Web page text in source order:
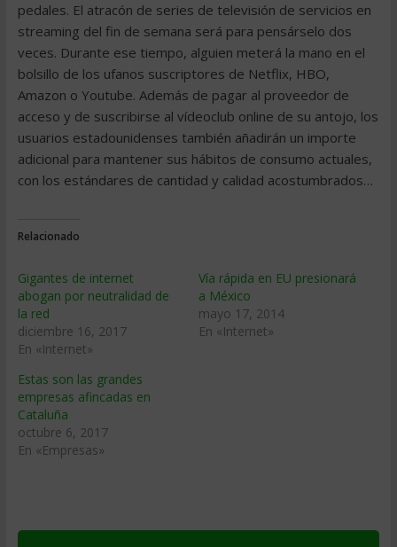
pedales. El atracón de series de televisión de servicios en
streaming del fin de semana será para pensárselo dos
veces. Durante ese tiempo, alguien meterá la mano en el
bolsillo de los ufanos suscriptores de Netflix, HBO,
Amazon o Youtube. Además de pagar al proveedor de
acceso y de suscribirse al vídeoclub online de su antojo, los
usuarios estadounidenses también añadirán un importe
adicional para mantener sus hábitos de consumo actuales,
con los estándares de cantidad y calidad acostumbrados…
Relacionado
Gigantes de internet
abogan por neutralidad de
la red
diciembre 16, 2017
En «Internet»
Vía rápida en EU presionará
a México
mayo 17, 2014
En «Internet»
Estas son las grandes
empresas afincadas en
Cataluña
octubre 6, 2017
En «Empresas»